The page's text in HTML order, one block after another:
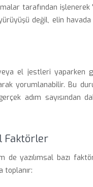
tarafından işlenerek
değil, elin
el jestleri yaparken
yorumlanabilir. Bu
adım sayısından
Faktörler
de yazılımsal bazı
toplanır: